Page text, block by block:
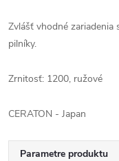
Zvlášť vhodné
pilníky.
Zrnitosť: 1200, ružové
CERATON - Japan
Parametre produktu